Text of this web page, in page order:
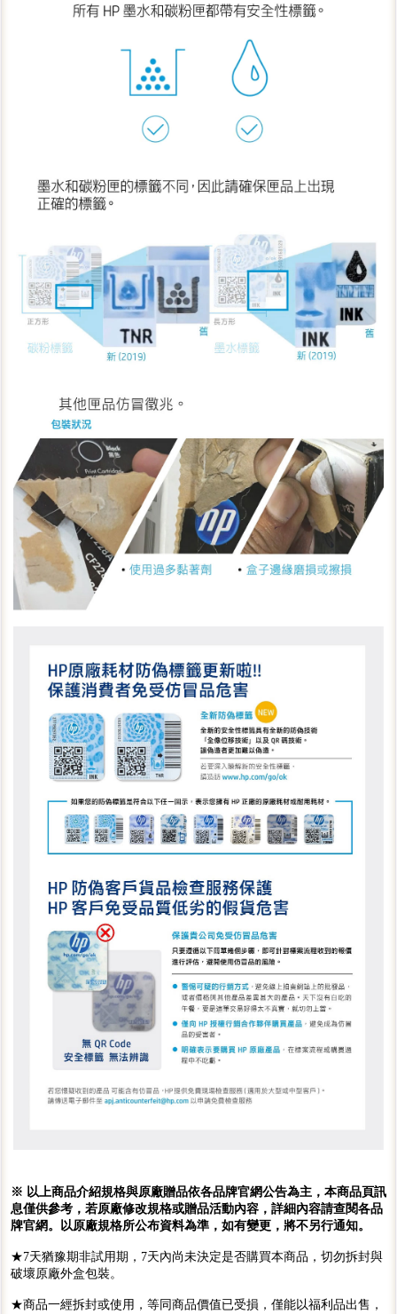
※ 以上商品介紹規格與原廠贈品依各品牌官網公告為主，本商品頁訊
息僅供參考，若原廠修改規格或贈品活動內容，詳細內容請查閱各品
牌官網。以原廠規格所公布資料為準，如有變更，將不另行通知。
★7天猶豫期非試用期，7天內尚未決定是否購買本商品，切勿拆封與
破壞原廠外盒包裝。
★商品一經拆封或使用，等同商品價值已受損，僅能以福利品出售，